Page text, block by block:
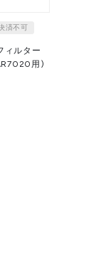
済不可
ィルター
用)